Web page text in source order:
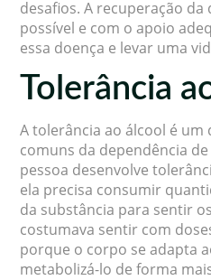
desafios. A recuperação
possível e com o apoio
essa doença e levar uma
Tolerância
A tolerância ao álcool é um
comuns da dependência
pessoa desenvolve
ela precisa consumir
da substância para sentir
costumava sentir com
porque o corpo se adapta
metabolizá-lo de forma